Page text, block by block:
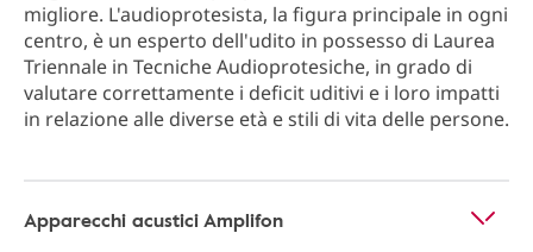
migliore. L'audioprotesista, la figura principale in ogni
centro, è un esperto dell'udito in possesso di Laurea
Triennale in Tecniche Audioprotesiche, in grado di
valutare correttamente i deficit uditivi e i loro impatti
in relazione alle diverse età e stili di vita delle persone.
Apparecchi acustici Amplifon